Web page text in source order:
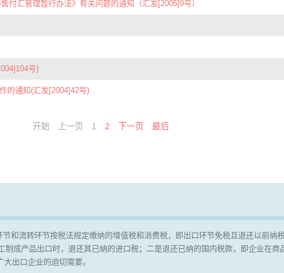
付汇管理暂行办法》有关问题的通知（汇发[2005]9号）
号)
的通知(汇发[2004]42号)
开始 上一页 1 2 下一页 最后
和流转环节按税法规定缴纳的增值税和消费税，即出口环节免税且退还以前纳税
成产品出口时，退还其已纳的进口税；二是退还已纳的国内税款，即企业在商
出口企业的迫切需要。